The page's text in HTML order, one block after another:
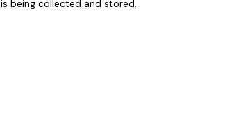
being collected and stored.